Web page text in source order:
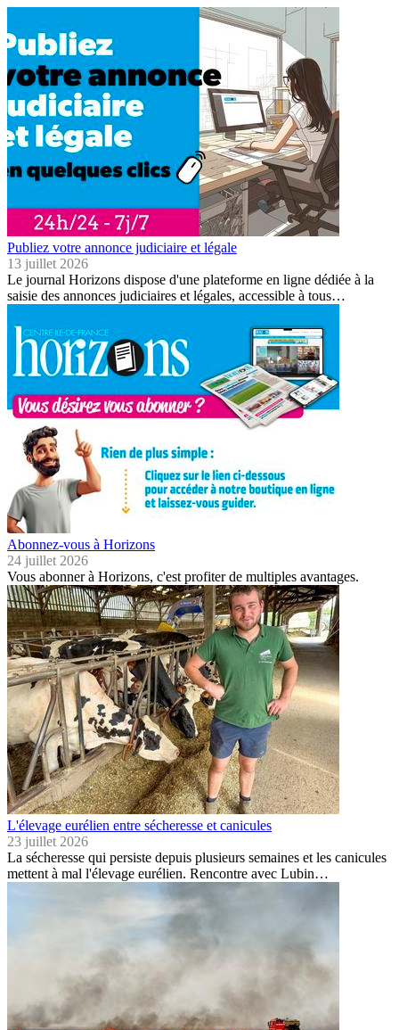
Publiez votre annonce judiciaire et légale
13 juillet 2026
Le journal Horizons dispose d'une plateforme en ligne dédiée à la
saisie des annonces judiciaires et légales, accessible à tous…
Abonnez-vous à Horizons
24 juillet 2026
Vous abonner à Horizons, c'est profiter de multiples avantages.
L'élevage eurélien entre sécheresse et canicules
23 juillet 2026
La sécheresse qui persiste depuis plusieurs semaines et les canicules
mettent à mal l'élevage eurélien. Rencontre avec Lubin…